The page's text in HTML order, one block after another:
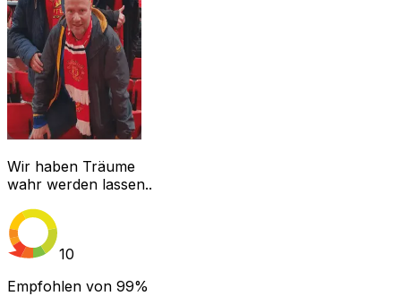
Wir haben Träume
wahr werden lassen..
10
Empfohlen von 99%